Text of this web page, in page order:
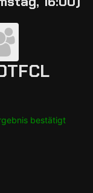
bestätigt